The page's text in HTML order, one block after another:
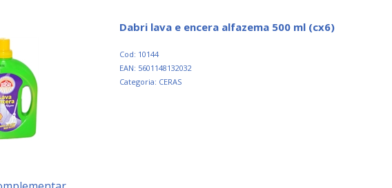
dabri lava e encera alfazema 500 ml (cx6)
Cod: 10144
EAN: 5601148132032
Categoria: CERAS